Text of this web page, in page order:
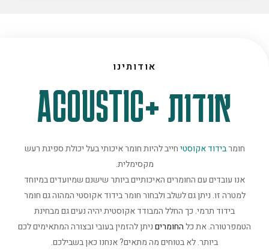
אודותינו
אודות +ACOUSTIC
חומרבידוד אקוסטיחייב להיות חומר איכותי בעל יכולת ספיגת רעש
מקסימלית.
אנו עובדים עם החומרים האיכותיים ביותר שישנם שמיועדים במיוחד
למטרה זו. ניתן גם לשלב ולבחור חומר בידוד אקוסטי המהוה גם חומר
בידוד תרמי. כך החלל המבודד אקוסטית יהיה נעים גם מבחינת
הטמפרטורה. את כלהחומריםניתן להזמין בעובי ובצורה המתאימים לכם
ביותר. לא בטוחים מה מתאים? אנחנו כאן בשבילכם.